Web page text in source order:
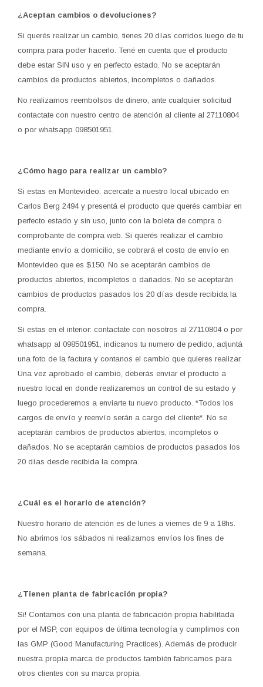
¿Aceptan cambios o devoluciones?
Si querés realizar un cambio, tienes 20 días corridos luego de tu
compra para poder hacerlo. Tené en cuenta que el producto
debe estar SIN uso y en perfecto estado. No se aceptarán
cambios de productos abiertos, incompletos o dañados.
No realizamos reembolsos de dinero, ante cualquier solicitud
contactate con nuestro centro de atención al cliente al 27110804
o por whatsapp 098501951.
¿Cómo hago para realizar un cambio?
Si estas en Montevideo: acercate a nuestro local ubicado en
Carlos Berg 2494 y presentá el producto que querés cambiar en
perfecto estado y sin uso, junto con la boleta de compra o
comprobante de compra web. Si querés realizar el cambio
mediante envío a domicilio, se cobrará el costo de envío en
Montevideo que es $150. No se aceptarán cambios de
productos abiertos, incompletos o dañados. No se aceptarán
cambios de productos pasados los 20 días desde recibida la
compra.
Si estas en el interior: contactate con nosotros al 27110804 o por
whatsapp al 098501951, indicanos tu numero de pedido, adjuntá
una foto de la factura y contanos el cambio que quieres realizar.
Una vez aprobado el cambio, deberás enviar el producto a
nuestro local en donde realizaremos un control de su estado y
luego procederemos a enviarte tu nuevo producto. *Todos los
cargos de envío y reenvío serán a cargo del cliente*. No se
aceptarán cambios de productos abiertos, incompletos o
dañados. No se aceptarán cambios de productos pasados los
20 días desde recibida la compra.
¿Cuál es el horario de atención?
Nuestro horario de atención es de lunes a viernes de 9 a 18hs.
No abrimos los sábados ni realizamos envíos los fines de
semana.
¿Tienen planta de fabricación propia?
Si! Contamos con una planta de fabricación propia habilitada
por el MSP, con equipos de última tecnología y cumplimos con
las GMP (Good Manufacturing Practices). Además de producir
nuestra propia marca de productos también fabricamos para
otros clientes con su marca propia.